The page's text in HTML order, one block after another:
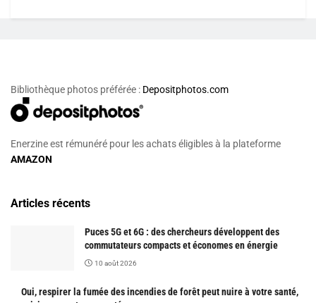
Bibliothèque photos préférée : Depositphotos.com
Enerzine est rémunéré pour les achats éligibles à la plateforme
AMAZON
Articles récents
Puces 5G et 6G : des chercheurs développent des
commutateurs compacts et économes en énergie
10 août 2026
Oui, respirer la fumée des incendies de forêt peut nuire à votre santé,